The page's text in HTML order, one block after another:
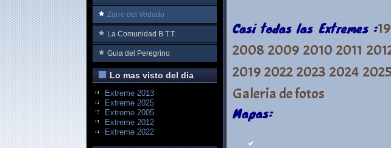
Zorro del Vedado
La Comunidad B.T.T.
Guia del Peregrino
Lo mas visto del dia
Extreme 2013
Extreme 2025
Extreme 2005
Extreme 2012
Extreme 2022
Casi todas las Extremes :
2008 2009 2010 2011
2019 2022 2023 2024 2025
Galeria de fotos
Mapas: